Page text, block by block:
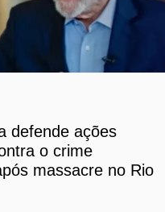
defende ações
o crime
massacre no Rio